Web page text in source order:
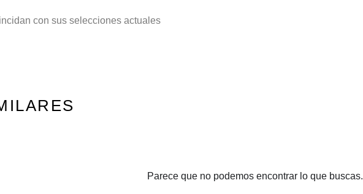
con sus selecciones actuales
Parece que no podemos encontrar lo que buscas.